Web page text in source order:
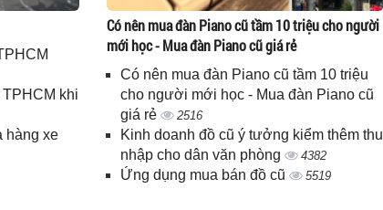
khi
hàng xe
Có nên mua đàn Piano cũ tầm 10 triệu cho người
mới học - Mua đàn Piano cũ giá rẻ
Có nên mua đàn Piano cũ tầm 10 triệu
cho người mới học - Mua đàn Piano cũ
giá rẻ
2516
Kinh doanh đồ cũ ý tưởng kiểm thêm thu
nhập cho dân văn phòng
4382
Ứng dụng mua bán đồ cũ 5519